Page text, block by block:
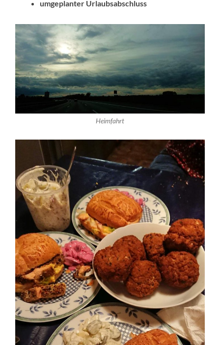
umgeplanter Urlaubsabschluss
Heimfahrt